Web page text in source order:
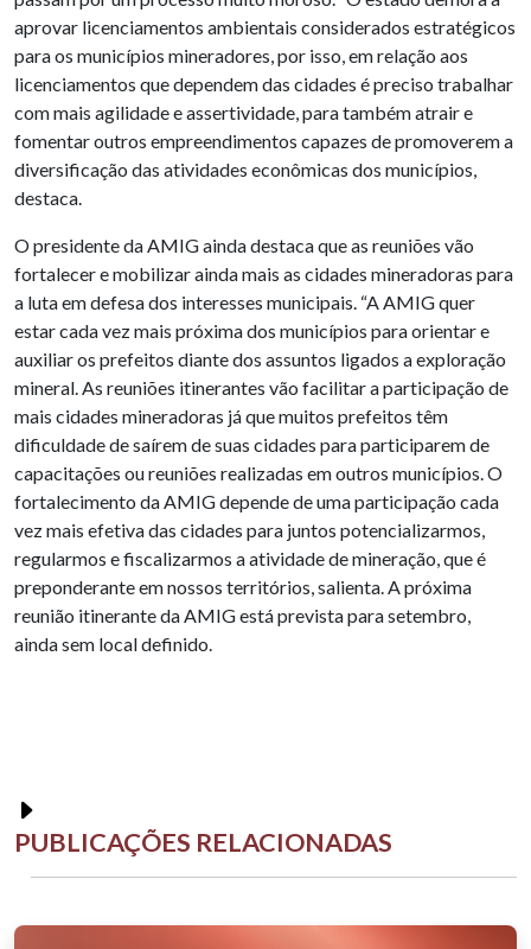
aprovar licenciamentos ambientais considerados estratégicos
para os municípios mineradores, por isso, em relação aos
licenciamentos que dependem das cidades é preciso trabalhar
com mais agilidade e assertividade, para também atrair e
fomentar outros empreendimentos capazes de promoverem a
diversificação das atividades econômicas dos municípios,
destaca.
O presidente da AMIG ainda destaca que as reuniões vão
fortalecer e mobilizar ainda mais as cidades mineradoras para
a luta em defesa dos interesses municipais. “A AMIG quer
estar cada vez mais próxima dos municípios para orientar e
auxiliar os prefeitos diante dos assuntos ligados a exploração
mineral. As reuniões itinerantes vão facilitar a participação de
mais cidades mineradoras já que muitos prefeitos têm
dificuldade de saírem de suas cidades para participarem de
capacitações ou reuniões realizadas em outros municípios. O
fortalecimento da AMIG depende de uma participação cada
vez mais efetiva das cidades para juntos potencializarmos,
regularmos e fiscalizarmos a atividade de mineração, que é
preponderante em nossos territórios, salienta. A próxima
reunião itinerante da AMIG está prevista para setembro,
ainda sem local definido.
PUBLICAÇÕES RELACIONADAS